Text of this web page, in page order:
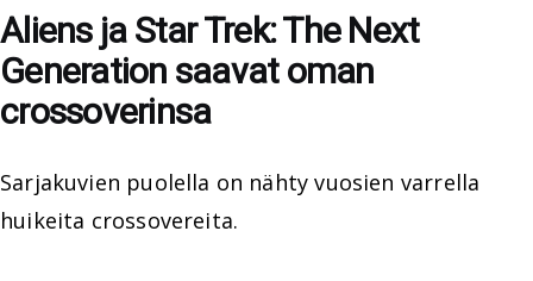
Aliens ja Star Trek: The Next
Generation saavat oman
crossoverinsa
Sarjakuvien puolella on nähty vuosien varrella
huikeita crossovereita.